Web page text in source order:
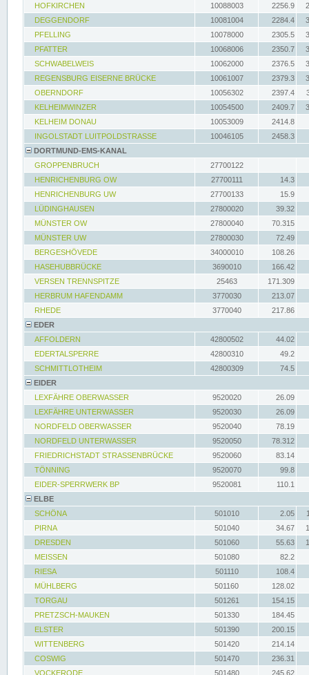
HOFKIRCHEN
10088003 2256.9
DEGGENDORF
10081004 2284.4
PFELLING
10078000 2305.5
PFATTER
10068006 2350.7
SCHWABELWEIS
10062000 2376.5
REGENSBURG EISERNE BRÜCKE
10061007 2379.3
OBERNDORF
10056302 2397.4
KELHEIMWINZER
10054500 2409.7
KELHEIM DONAU
10053009
2414.8
INGOLSTADT LUITPOLDSTRASSE
10046105
2458.3
DORTMUND-EMS-KANAL
GROPPENBRUCH
27700122
HENRICHENBURG OW
27700111
14.3
HENRICHENBURG UW
27700133
15.9
LÜDINGHAUSEN
27800020
39.32
MÜNSTER OW
27800040
70.315
MÜNSTER UW
27800030
72.49
BERGESHÖVEDE
34000010
108.26
HASEHUBBRÜCKE
3690010
166.42
VERSEN TRENNSPITZE
25463
171.309
HERBRUM HAFENDAMM
3770030
213.07
RHEDE
3770040
217.86
EDER
AFFOLDERN
42800502
44.02
EDERTALSPERRE
42800310
49.2
SCHMITTLOTHEIM
42800309
74.5
EIDER
LEXFÄHRE OBERWASSER
9520020
26.09
LEXFÄHRE UNTERWASSER
9520030
26.09
NORDFELD OBERWASSER
9520040
78.19
NORDFELD UNTERWASSER
9520050
78.312
FRIEDRICHSTADT STRASSENBRÜCKE
9520060
83.14
TÖNNING
9520070
99.8
EIDER-SPERRWERK BP
9520081
110.1
ELBE
SCHÖNA
501010 2.05
PIRNA
501040 34.67
DRESDEN
501060 55.63
MEISSEN
501080
82.2
RIESA
501110
108.4
MÜHLBERG
501160
128.02
TORGAU
501261
154.15
PRETZSCH-MAUKEN
501330
184.45
ELSTER
501390
200.15
WITTENBERG
501420
214.14
COSWIG
501470
236.31
VOCKERODE
501480
245.62